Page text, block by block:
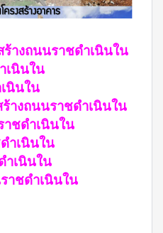
างถนนราชดำเนินใน
เนินใน
นินใน
างถนนราชดำเนินใน
าชดำเนินใน
ำเนินใน
ำเนินใน
าชดำเนินใน